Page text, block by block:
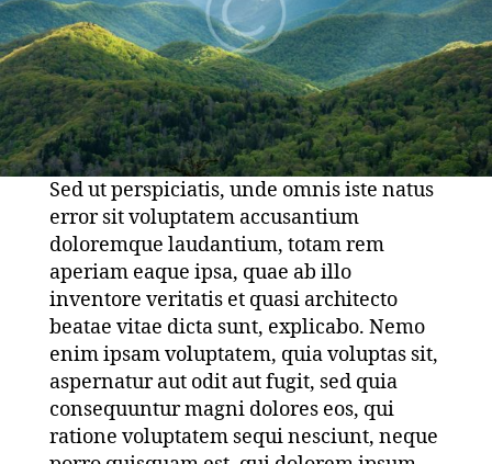
Sed ut perspiciatis, unde omnis iste natus
error sit voluptatem accusantium
doloremque laudantium, totam rem
aperiam eaque ipsa, quae ab illo
inventore veritatis et quasi architecto
beatae vitae dicta sunt, explicabo. Nemo
enim ipsam voluptatem, quia voluptas sit,
aspernatur aut odit aut fugit, sed quia
consequuntur magni dolores eos, qui
ratione voluptatem sequi nesciunt, neque